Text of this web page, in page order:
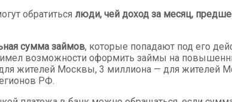
обратиться люди, чей доход за месяц,
сумма займов, которые попадают под его
имел возможности оформить займы на
жителей Москвы, 3 миллиона — для жителей
РФ.